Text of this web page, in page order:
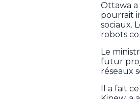
Ottawa
pourrait
sociaux.
robots
Le
futur
réseaux
Il a fait